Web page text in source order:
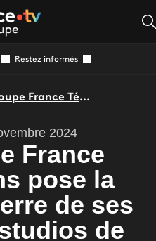
Restez informés
Le groupe France Télévisions pose la première pierre de ses nouveaux studios de production, à Vendargues
2024
France
pose la
de ses
de